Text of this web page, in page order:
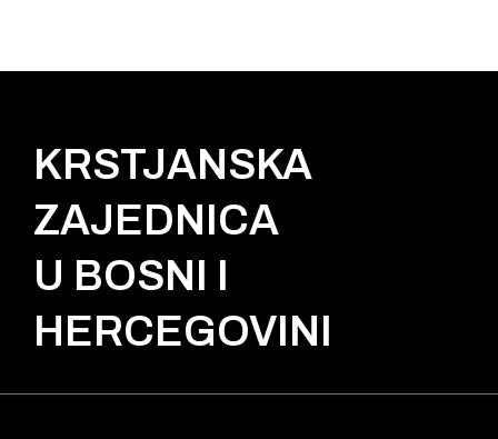
KRSTJANSKA
ZAJEDNICA
U BOSNI I
HERCEGOVINI